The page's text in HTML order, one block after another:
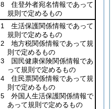
8 住登外者宛名情報であって
規則で定めるもの
1 生活保護関係情報であって
規則で定めるもの
2 地方税関係情報であって規
則で定めるもの
3 国民健康保険関係情報であ
って規則で定めるもの
4 住民票関係情報であって規
則で定めるもの
5 外国人生活保護関係情報で
あって規則で定めるもの